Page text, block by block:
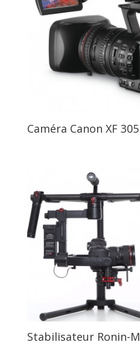
Caméra Canon XF 305
Stabilisateur Ronin-M